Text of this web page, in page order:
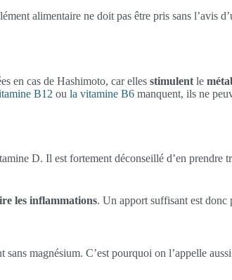
alimentaire ne doit pas être pris sans l’avis
en cas de Hashimoto, car elles stimulent le
B12 ou la vitamine B6 manquent, ils ne
D. Il est fortement déconseillé d’en
les inflammations. Un apport suffisant est donc
magnésium. C’est pourquoi on l’appelle